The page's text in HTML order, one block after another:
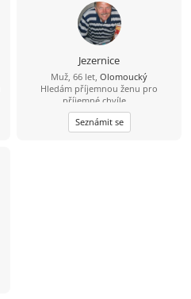
Jezernice
Muž, 66 let, Olomoucký
Hledám příjemnou ženu pro
příjemné chvíle....
Seznámit se